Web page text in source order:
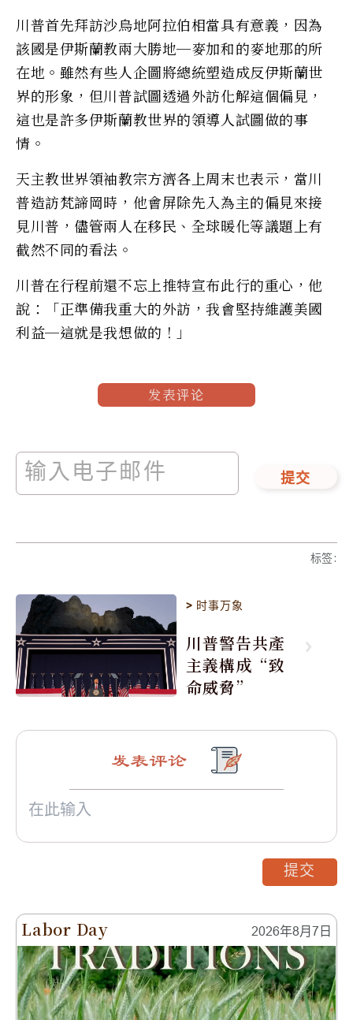
川普首先拜訪沙烏地阿拉伯相當具有意義，因為
該國是伊斯蘭教兩大勝地─麥加和的麥地那的所
在地。雖然有些人企圖將總統塑造成反伊斯蘭世
界的形象，但川普試圖透過外訪化解這個偏見，
這也是許多伊斯蘭教世界的領導人試圖做的事
情。
天主教世界領袖教宗方濟各上周末也表示，當川
普造訪梵諦岡時，他會屏除先入為主的偏見來接
見川普，儘管兩人在移民、全球暖化等議題上有
截然不同的看法。
川普在行程前還不忘上推特宣布此行的重心，他
說：「正準備我重大的外訪，我會堅持維護美國
利益─這就是我想做的！」
发表评论
提交
标签:
> 时事万象
川普警告共產
主義構成“致
命威脅”
Labor Day 2026年8月7日
发表评论
提交